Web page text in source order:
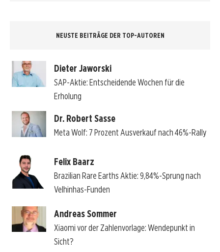
NEUSTE BEITRÄGE DER TOP-AUTOREN
Dieter Jaworski
SAP-Aktie: Entscheidende Wochen für die
Erholung
Dr. Robert Sasse
Meta Wolf: 7 Prozent Ausverkauf nach 46%-Rally
Felix Baarz
Brazilian Rare Earths Aktie: 9,84%-Sprung nach
Velhinhas-Funden
Andreas Sommer
Xiaomi vor der Zahlenvorlage: Wendepunkt in
Sicht?